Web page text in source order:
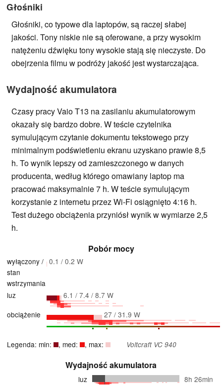
Głośniki
Głośniki, co typowe dla laptopów, są raczej słabej
jakości. Tony niskie nie są oferowane, a przy wysokim
natężeniu dźwięku tony wysokie stają się nieczyste. Do
obejrzenia filmu w podróży jakość jest wystarczająca.
Wydajność akumulatora
Czasy pracy Vaio T13 na zasilaniu akumulatorowym
okazały się bardzo dobre. W teście czytelnika
symulującym czytanie dokumentu tekstowego przy
minimalnym podświetleniu ekranu uzyskano prawie 8,5
h. To wynik lepszy od zamieszczonego w danych
producenta, według którego omawiany laptop ma
pracować maksymalnie 7 h. W teście symulującym
korzystanie z internetu przez Wi-Fi osiągnięto 4:16 h.
Test dużego obciążenia przyniósł wynik w wymiarze 2,5
h.
Pobór mocy
wyłączony /
stan
wstrzymania
0.1 / 0.2 W
luz
6.1 / 7.4 / 8.7 W
obciążenie
27 / 31.9 W
Legenda: min: , med: , max: Voltcraft VC 940
Wydajność akumulatora
luz
8h 26min